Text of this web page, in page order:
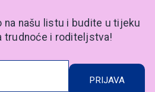
našu listu i budite u tijeku
trudnoće i roditeljstva!
PRIJAVA